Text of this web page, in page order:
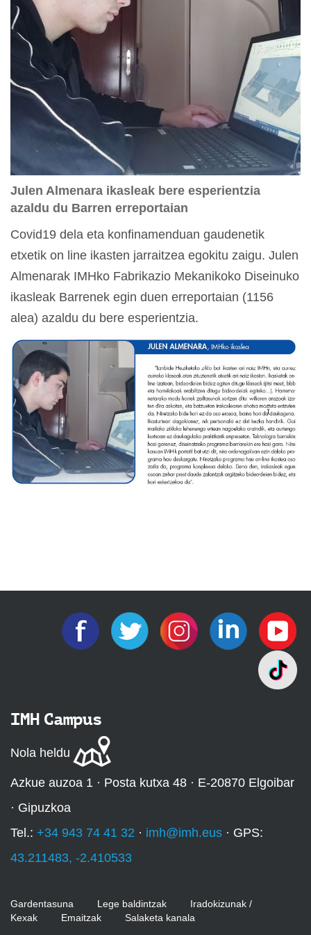
Julen Almenara ikasleak bere esperientzia
azaldu du Barren erreportaian
Covid19 dela eta konfinamenduan gaudenetik
etxetik on line ikasten jarraitzea egokitu zaigu. Julen
Almenarak IMHko Fabrikazio Mekanikoko Diseinuko
ikasleak Barrenek egin duen erreportaian (1156
alea) azaldu du bere esperientzia.
IMH Campus
Nola heldu
Azkue auzoa 1 · Posta kutxa 48 · E-20870 Elgoibar
· Gipuzkoa
Tel.: +34 943 74 41 32 · imh@imh.eus · GPS:
43.211483, -2.410533
Gardentasuna Lege baldintzak
Iradokizunak /
Kexak
Emaitzak Salaketa kanala